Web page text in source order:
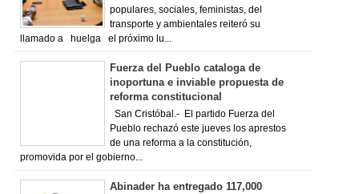
populares, sociales, feministas, del
transporte y ambientales reiteró su
llamado a huelga el próximo lu...
Fuerza del Pueblo cataloga de
inoportuna e inviable propuesta de
reforma constitucional
San Cristóbal.- El partido Fuerza del
Pueblo rechazó este jueves los aprestos
de una reforma a la constitución,
promovida por el gobierno...
Abinader ha entregado 117,000